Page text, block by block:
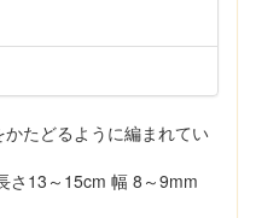
たどるように編まれてい
さ13～15cm 幅 8～9mm